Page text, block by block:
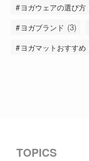
ヨガウェアの選び方
ヨガブランド (3)
ヨガマットおすすめ
TOPICS